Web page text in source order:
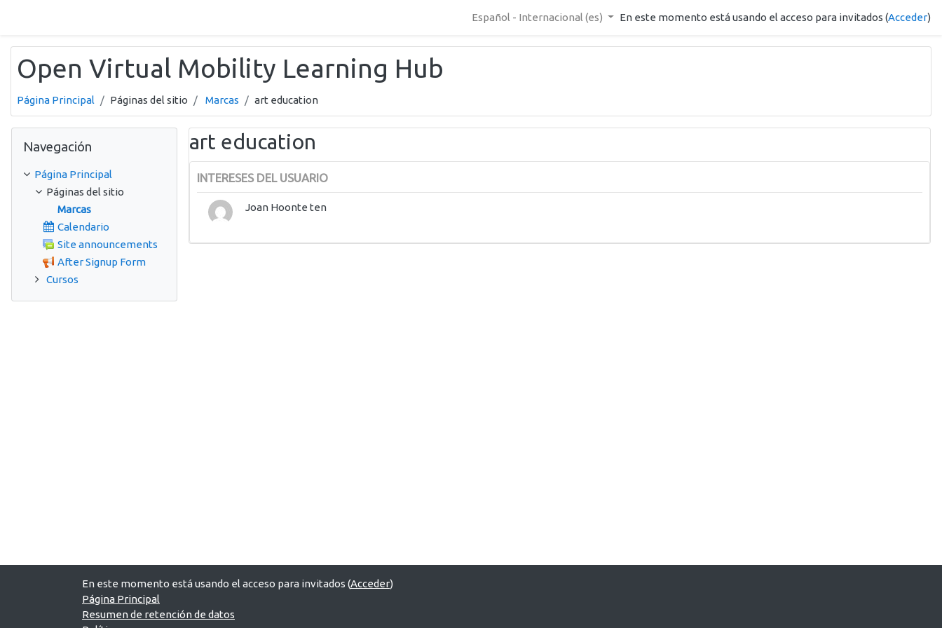
Español - Internacional ‎(es)‎
En este momento está usando el acceso para invitados (Acceder)
Open Virtual Mobility Learning Hub
Página Principal Páginas del sitio Marcas art education
art education
INTERESES DEL USUARIO
Joan Hoonte ten
Navegación
Página Principal
Páginas del sitio
Marcas
Calendario
Site announcements
After Signup Form
Cursos
En este momento está usando el acceso para invitados (Acceder)
Página Principal
Resumen de retención de datos